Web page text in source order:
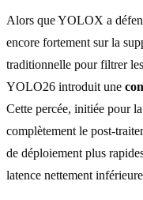
Alors que YOLOX a
encore fortement sur la
traditionnelle pour filtrer
YOLO26 introduit une
Cette percée, initiée pour
complètement le post-
de déploiement plus
latence nettement